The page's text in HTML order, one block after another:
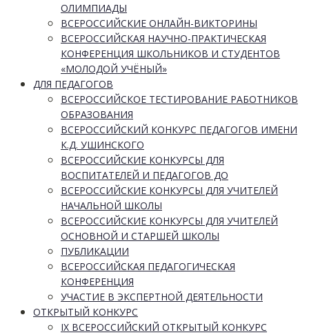
ОЛИМПИАДЫ
ВСЕРОССИЙСКИЕ ОНЛАЙН-ВИКТОРИНЫ
ВСЕРОССИЙСКАЯ НАУЧНО-ПРАКТИЧЕСКАЯ
КОНФЕРЕНЦИЯ ШКОЛЬНИКОВ И СТУДЕНТОВ
«МОЛОДОЙ УЧЁНЫЙ»
ДЛЯ ПЕДАГОГОВ
ВСЕРОССИЙСКОЕ ТЕСТИРОВАНИЕ РАБОТНИКОВ
ОБРАЗОВАНИЯ
ВСЕРОССИЙСКИЙ КОНКУРС ПЕДАГОГОВ ИМЕНИ
К.Д. УШИНСКОГО
ВСЕРОССИЙСКИЕ КОНКУРСЫ ДЛЯ
ВОСПИТАТЕЛЕЙ И ПЕДАГОГОВ ДО
ВСЕРОССИЙСКИЕ КОНКУРСЫ ДЛЯ УЧИТЕЛЕЙ
НАЧАЛЬНОЙ ШКОЛЫ
ВСЕРОССИЙСКИЕ КОНКУРСЫ ДЛЯ УЧИТЕЛЕЙ
ОСНОВНОЙ И СТАРШЕЙ ШКОЛЫ
ПУБЛИКАЦИИ
ВСЕРОССИЙСКАЯ ПЕДАГОГИЧЕСКАЯ
КОНФЕРЕНЦИЯ
УЧАСТИЕ В ЭКСПЕРТНОЙ ДЕЯТЕЛЬНОСТИ
ОТКРЫТЫЙ КОНКУРС
IX ВСЕРОССИЙСКИЙ ОТКРЫТЫЙ КОНКУРС